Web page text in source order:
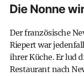
Die Nonne
Der französische
Riepert war
ihrer Küche. Er lud
Restaurant nach